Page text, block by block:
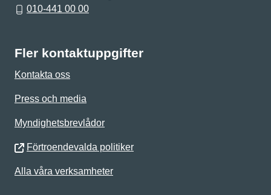
010-441 00 00
Fler kontaktuppgifter
Kontakta oss
Press och media
Myndighetsbrevlådor
Förtroendevalda politiker
Alla våra verksamheter